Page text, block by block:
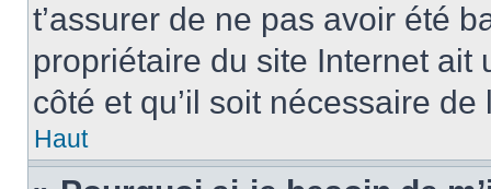
t’assurer de ne pas avoir été
propriétaire du site Internet
côté et qu’il soit nécessaire de
Haut